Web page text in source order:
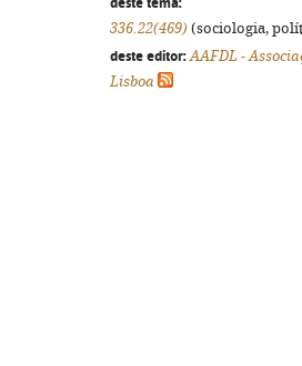
336.22(469) (sociologia,
deste editor: AAFDL -
Lisboa